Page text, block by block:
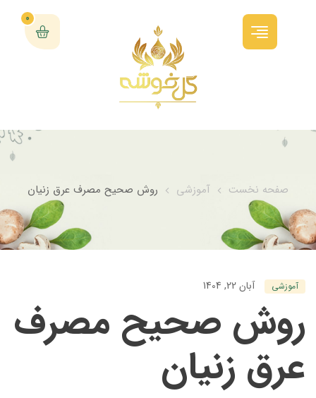
0
صفحه نخست آموزشی روش صحیح مصرف عرق زنیان
آموزشی آبان 22, 1404
روش صحیح مصرف
عرق زنیان